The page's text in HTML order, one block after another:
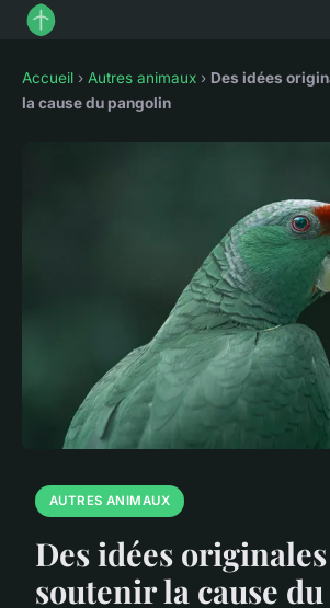
Accueil › Autres animaux › Des idées
la cause du pangolin
AUTRES ANIMAUX
Des idées
soutenir la cause du